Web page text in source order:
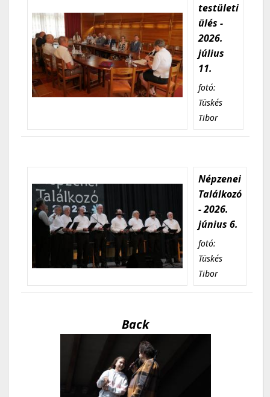
testületi
ülés -
2026.
július
11.
fotó:
Tüskés
Tibor
Népzenei
Találkozó
- 2026.
június 6.
fotó:
Tüskés
Tibor
Back